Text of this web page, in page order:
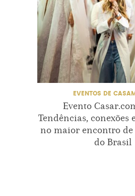
EVENTOS DE
Evento
Tendências, conexões
no maior encontro de
do Brasil